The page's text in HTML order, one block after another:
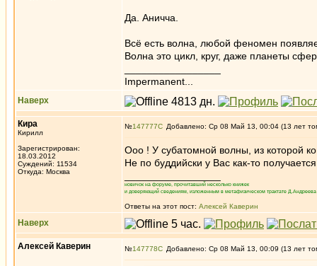
Да. Аничча.
Всё есть волна, любой феномен
Волна это цикл, круг, даже планеты
Impermanent...
Наверх
Кира
Кирилл
Зарегистрирован:
18.03.2012
Суждений: 11534
Откуда: Москва
№147777 Добавлено: Ср 08 Май 13, 00:04 (13 лет
Ооо ! У субатомной волны, из которой
Не по буддийски у Вас как-то
новичок на форуме, прочитавший несколько книжек
и доверяющий сведениям, изложенным в метафизическом трактате
Ответы на этот пост: Алексей Каверин
Наверх
Алексей Каверин №147778 Добавлено: Ср 08 Май 13, 00:09 (13 лет